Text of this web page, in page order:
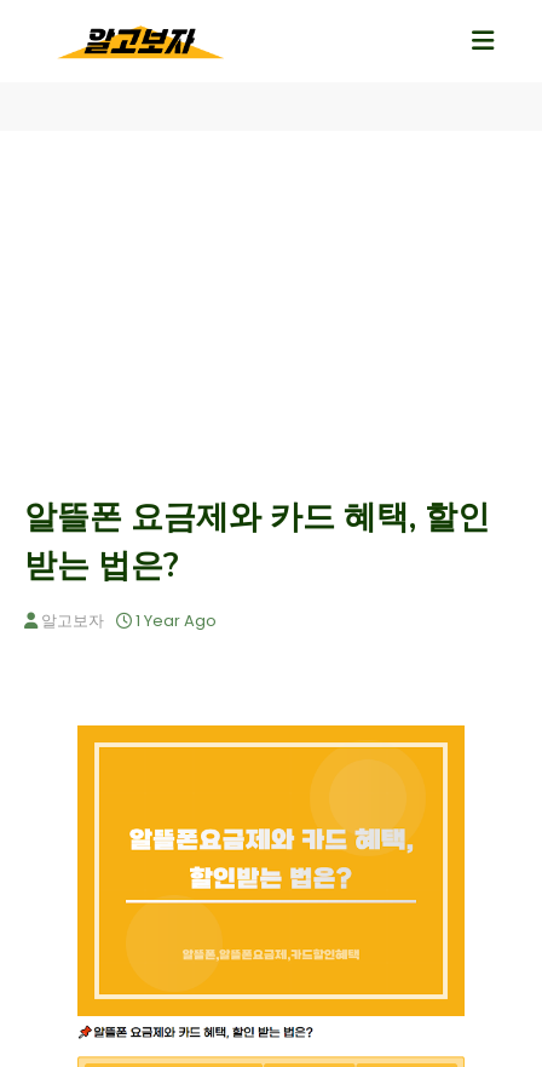
알뜰폰 요금제와 카드 혜택, 할인
받는 법은?
알고보자 1 Year Ago